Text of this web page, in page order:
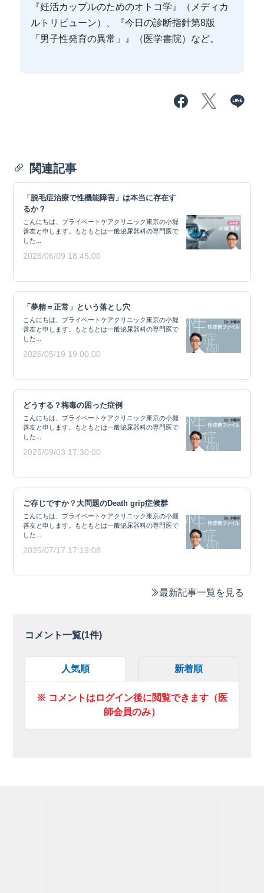
『妊活カップルのためのオトコ学』（メディカ
ルトリビューン）、『今日の診断指針第8版
「男子性発育の異常」』（医学書院）など。
関連記事
「脱毛症治療で性機能障害」は本当に存在す
るか？
こんにちは、プライベートケアクリニック東京の小堀
善友と申します。もともとは一般泌尿器科の専門医で
した...
2026/06/09 18:45:00
「夢精＝正常」という落とし穴
こんにちは、プライベートケアクリニック東京の小堀
善友と申します。もともとは一般泌尿器科の専門医で
した...
2026/05/19 19:00:00
どうする？梅毒の困った症例
こんにちは、プライベートケアクリニック東京の小堀
善友と申します。もともとは一般泌尿器科の専門医で
した...
2025/09/03 17:30:00
ご存じですか？大問題のDeath grip症候群
こんにちは、プライベートケアクリニック東京の小堀
善友と申します。もともとは一般泌尿器科の専門医で
した...
2025/07/17 17:19:08
最新記事一覧を見る
コメント一覧(1件)
人気順 新着順
※ コメントはログイン後に閲覧できます（医
師会員のみ）